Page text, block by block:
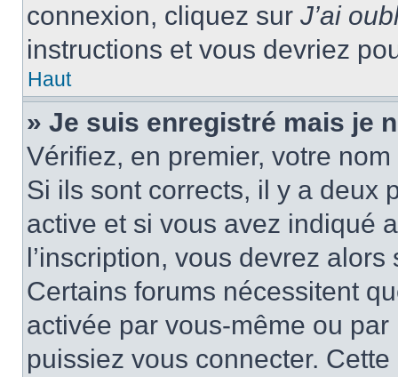
connexion, cliquez sur J’ai
instructions et vous devriez
Haut
» Je suis enregistré mais je
Vérifiez, en premier, votre
Si ils sont corrects, il y a deux
active et si vous avez indiqué
l’inscription, vous devrez
Certains forums nécessitent
activée par vous-même ou
puissiez vous connecter.